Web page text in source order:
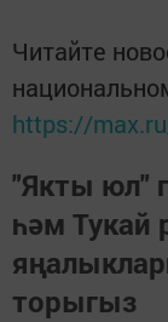
Читайте
https://
"Якты юл"
һәм Тукай
торыгыз